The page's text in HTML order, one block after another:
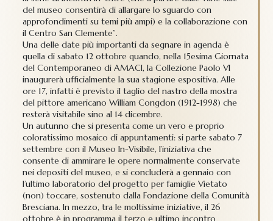
del museo consentirà di allargare lo sguardo con
approfondimenti su temi più ampi) e la collaborazione con
il Centro San Clemente”.
Una delle date più importanti da segnare in agenda è
quella di sabato 12 ottobre quando, nella 15esima Giornata
del Contemporaneo di AMACI, la Collezione Paolo VI
inaugurerà ufficialmente la sua stagione espositiva. Alle
ore 17, infatti è previsto il taglio del nastro della mostra
del pittore americano William Congdon (1912-1998) che
resterà visitabile sino al 14 dicembre.
Un autunno che si presenta come un vero e proprio
coloratissimo mosaico di appuntamenti: si parte sabato 7
settembre con il Museo In-Visibile, l’iniziativa che
consente di ammirare le opere normalmente conservate
nei depositi del museo, e si concluderà a gennaio con
l’ultimo laboratorio del progetto per famiglie Vietato
(non) toccare, sostenuto dalla Fondazione della Comunità
Bresciana. In mezzo, tra le moltissime iniziative, il 26
ottobre è in programma il terzo e ultimo incontro